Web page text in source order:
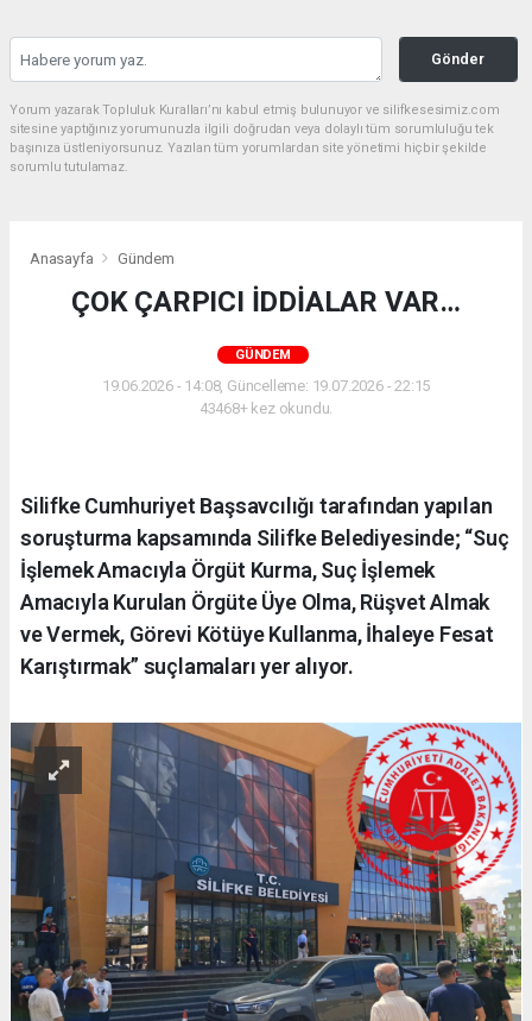
Gönder
Yorum yazarak Topluluk Kuralları’nı kabul etmiş bulunuyor ve silifkesesimiz.com
sitesine yaptığınız yorumunuzla ilgili doğrudan veya dolaylı tüm sorumluluğu tek
başınıza üstleniyorsunuz. Yazılan tüm yorumlardan site yönetimi hiçbir şekilde
sorumlu tutulamaz.
Anasayfa Gündem
ÇOK ÇARPICI İDDİALAR VAR…
GÜNDEM
19.06.2026 - 14:08, Güncelleme: 19.07.2026 - 22:15
43468+ kez okundu.
Silifke Cumhuriyet Başsavcılığı tarafından yapılan
soruşturma kapsamında Silifke Belediyesinde; “Suç
İşlemek Amacıyla Örgüt Kurma, Suç İşlemek
Amacıyla Kurulan Örgüte Üye Olma, Rüşvet Almak
ve Vermek, Görevi Kötüye Kullanma, İhaleye Fesat
Karıştırmak” suçlamaları yer alıyor.